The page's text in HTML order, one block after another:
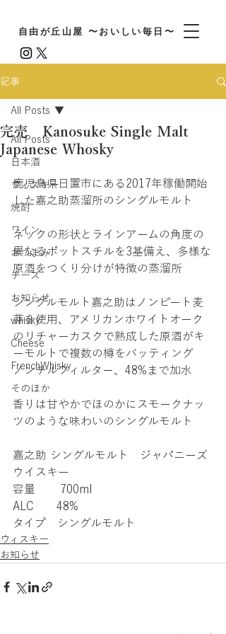
自由が丘山屋 〜おいしい毎日〜
記事
All Posts
日本酒
ウィスキー
焼酎
ワイン
おつまみ
チーズ
お知らせ
whisky
Cheese
FrenchWhisky
そのほか
All Posts
完売 Kanosuke Single Malt
Japanese Whosky
鹿児島県日置市にある2017年稼働開始
した嘉之助蒸溜所のシングルモルト
ネックの形状とラインアームの角度の
異なるポットスチルを3基備え、多様な
原酒をつくり分けが特徴の蒸溜所
シングルモルト嘉之助はノンピート麦
芽を使用、アメリカンホワイトオーク
のリチャーカスクで熟成した原酒がキ
ーモルトで複数の樽をバッティング
ノンチルフィルター、48%まで加水
香りは甘やかでほのかにスモークナッ
ツのような味わいのシングルモルト
嘉之助 シングルモルト　ジャパニーズ
ウイスキー
容量       700ml
ALC　　48%
タイプ　シングルモルト
ウィスキー
お知らせ